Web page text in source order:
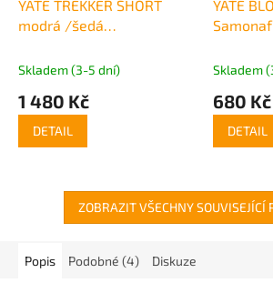
YATE TREKKER SHORT
modrá /šedá
karimatka
Skladem (3-5 dní)
1 480 Kč
DETAIL
YATE
Skladem
680 Kč
DETAIL
ZOBRAZIT VŠECHNY SOUVISEJÍCÍ
Popis Podobné (4) Diskuze